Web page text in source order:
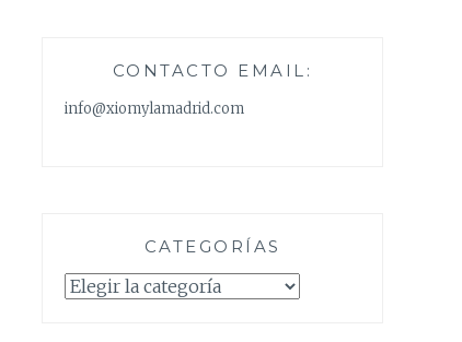
CONTACTO EMAIL:
info@xiomylamadrid.com
CATEGORÍAS
Categorías